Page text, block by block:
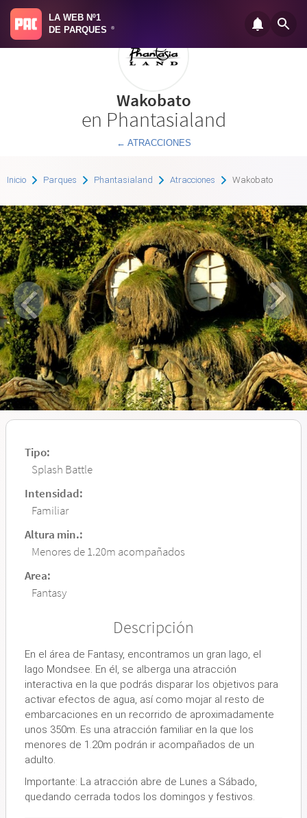
LA WEB Nº1
DE PARQUES
®
Wakobato
en Phantasialand
← ATRACCIONES
Inicio Parques Phantasialand Atracciones Wakobato
Tipo:
Splash Battle
Intensidad:
Familiar
Altura min.:
Menores de 1.20m acompañados
Area:
Fantasy
Descripción
En el área de Fantasy, encontramos un gran lago, el
lago Mondsee. En él, se alberga una atracción
interactiva en la que podrás disparar los objetivos para
activar efectos de agua, así como mojar al resto de
embarcaciones en un recorrido de aproximadamente
unos 350m. Es una atracción familiar en la que los
menores de 1.20m podrán ir acompañados de un
adulto.
Importante: La atracción abre de Lunes a Sábado,
quedando cerrada todos los domingos y festivos.